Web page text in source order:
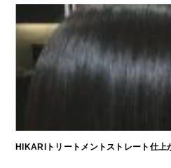
HIKARIトリートメントストレート仕上